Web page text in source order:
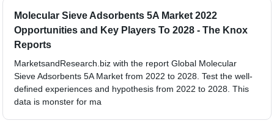
Molecular Sieve Adsorbents 5A Market 2022
Opportunities and Key Players To 2028 - The Knox
Reports
MarketsandResearch.biz with the report Global Molecular
Sieve Adsorbents 5A Market from 2022 to 2028. Test the well-
defined experiences and hypothesis from 2022 to 2028. This
data is monster for ma